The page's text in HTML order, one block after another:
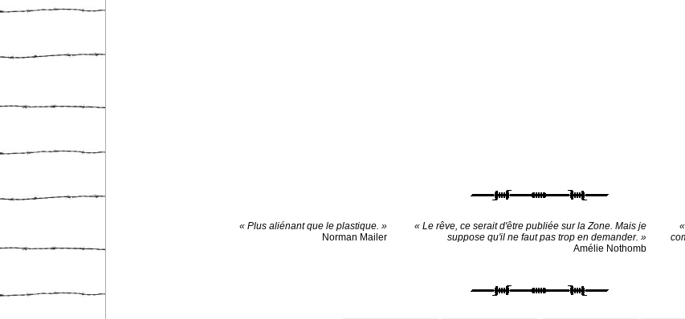
« Plus aliénant que le plastique. »
Norman Mailer
« Le rêve, ce serait d'être publiée sur la Zone. Mais je
suppose qu'il ne faut pas trop en demander. »
Amélie Nothomb